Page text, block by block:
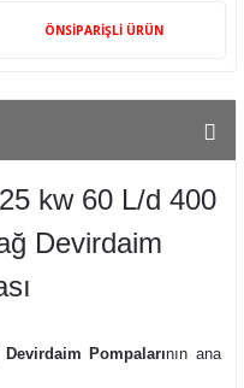
ÖNSİPARİŞLİ ÜRÜN
kw 60 L/d 400
Devirdaim
Pompalarının ana